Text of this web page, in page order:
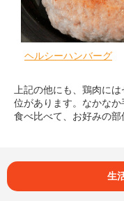
ヘルシーハンバーグ
上記の他にも、鶏肉に
位があります。なかな
食べ比べて、お好みの部
生